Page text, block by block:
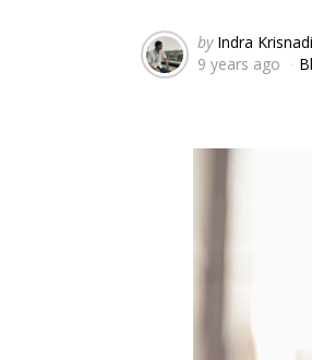
Posted
by
by Indra Krisnadi
9 years ago